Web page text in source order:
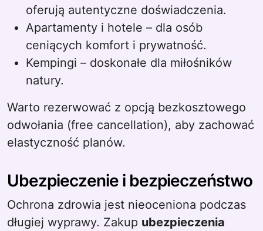
oferują autentyczne doświadczenia.
Apartamenty i hotele – dla osób
ceniących komfort i prywatność.
Kempingi – doskonałe dla miłośników
natury.
Warto rezerwować z opcją bezkosztowego
odwołania (free cancellation), aby zachować
elastyczność planów.
Ubezpieczenie i bezpieczeństwo
Ochrona zdrowia jest nieoceniona podczas
długiej wyprawy. Zakup ubezpieczenia